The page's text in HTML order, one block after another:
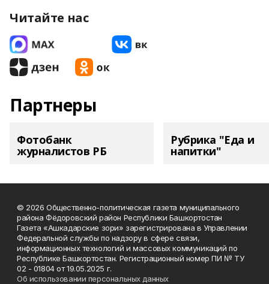
Читайте нас
Партнеры
Фотобанк
журналистов РБ
Рубрика "Еда и
напитки"
© 2026 Общественно-политическая газета муниципального
района Фёдоровский район Республики Башкортостан
Газета «Ашкадарские зори» зарегистрирована в Управлении
Федеральной службы по надзору в сфере связи,
информационных технологий и массовых коммуникаций по
Республике Башкортостан. Регистрационный номер ПИ № ТУ
02 - 01804 от 19.05.2025 г.
Об использовании персональных данных